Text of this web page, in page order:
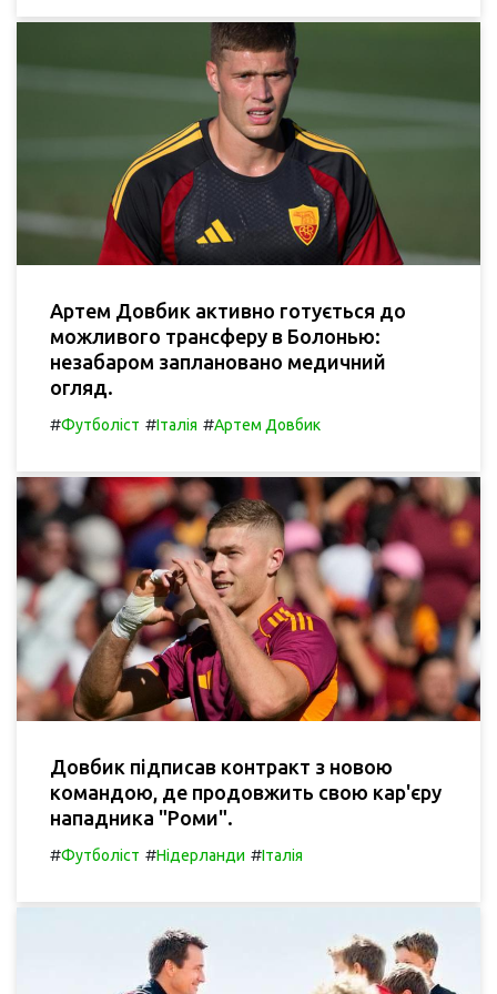
Артем Довбик активно готується до
можливого трансферу в Болонью:
незабаром заплановано медичний
огляд.
#Футболіст #Італія #Артем Довбик
Довбик підписав контракт з новою
командою, де продовжить свою кар'єру
нападника "Роми".
#Футболіст #Нідерланди #Італія